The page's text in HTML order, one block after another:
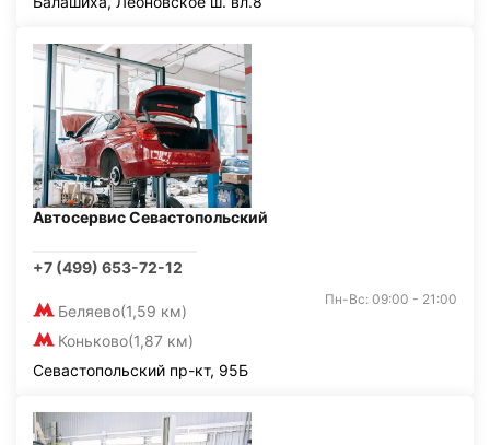
Автосервис Севастопольский
+7 (499) 653-72-12
Беляево(1,59 км)
Коньково(1,87 км)
Пн-Вс: 09:00 - 21:00
Севастопольский пр-кт, 95Б